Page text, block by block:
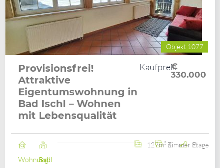
Objekt 1077
Provisionsfrei!
Attraktive
Eigentumswohnung in
Bad Ischl – Wohnen
mit Lebensqualität
Kaufpreis
€
330.000
Wohnung
Bad Ischl
127m² 6 Zimmer 2. Etage